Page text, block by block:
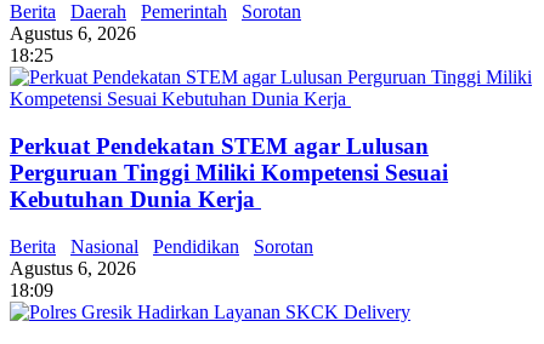
Berita Daerah Pemerintah
Sorotan
Agustus 6, 2026
18:25
Perkuat Pendekatan STEM agar Lulusan
Perguruan Tinggi Miliki Kompetensi Sesuai
Kebutuhan Dunia Kerja
Berita Nasional Pendidikan
Sorotan
Agustus 6, 2026
18:09